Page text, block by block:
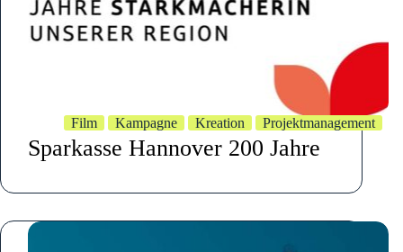
Film Kampagne Kreation Projektmanagement
Sparkasse Hannover 200 Jahre